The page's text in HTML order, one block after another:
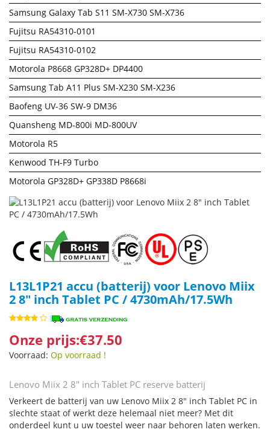
Samsung Galaxy Tab S11 SM-X730 SM-X736
Fujitsu RA54310-0101
Fujitsu RA54310-0102
Motorola P8668 GP328D+ DP4400
Samsung Tab A11 Plus SM-X230 SM-X236
Baofeng UV-36 SW-9 DM36
Quansheng MD-800i MD-800UV
Motorola R5
Kenwood TH-F9 Turbo
Motorola GP328D+ GP338D P8668i
L13L1P21 accu (batterij) voor Lenovo Miix
2 8" inch Tablet PC / 4730mAh/17.5Wh
Onze prijs:€37.50
Voorraad: Op voorraad !
Lenovo Miix 2 8" inch Tablet PC reserve batterij
Verkeert de batterij van uw Lenovo Miix 2 8" inch Tablet PC in
slechte staat of werkt deze helemaal niet meer? Met dit
onderdeel kunt u uw toestel weer naar behoren laten werken.